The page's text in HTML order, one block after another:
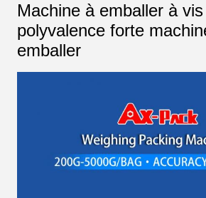
Machine à emballer à
polyvalence forte
emballer